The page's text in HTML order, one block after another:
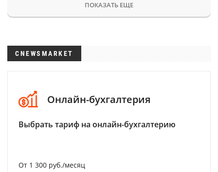
ПОКАЗАТЬ ЕЩЕ
CNEWSMARKET
Онлайн-бухгалтерия
Выбрать тариф на онлайн-бухгалтерию
От 1 300 руб./месяц